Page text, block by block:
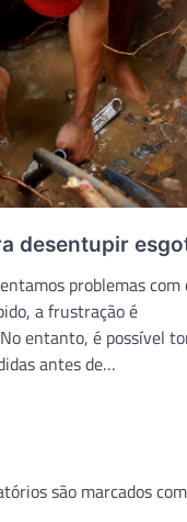
desentupir
problemas com
a frustração é
entanto, é possível
antes de…
são marcados com